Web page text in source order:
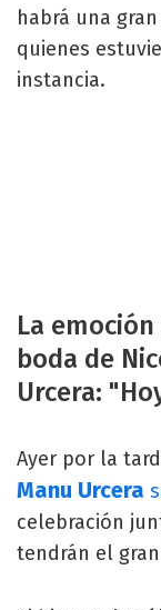
habrá una
quienes
instancia.
La
boda de
Urcera:
Ayer por la
Manu Urcera
celebración
tendrán el